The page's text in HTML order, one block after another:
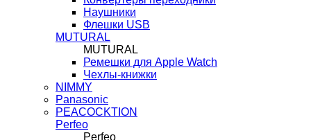
Наушники
Флешки USB
MUTURAL
MUTURAL
Ремешки для Apple Watch
Чехлы-книжки
NIMMY
Panasonic
PEACOCKTION
Perfeo
Perfeo